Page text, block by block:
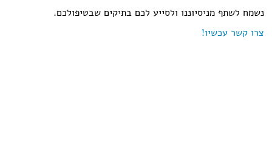
נשמח לשתף מניסיוננו ולסייע לכם בתיקים שבטיפולכם.
צרו קשר עכשיו!